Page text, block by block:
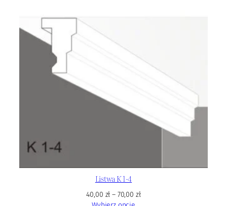
Listwa K 1-4
40,00 zł – 70,00 zł